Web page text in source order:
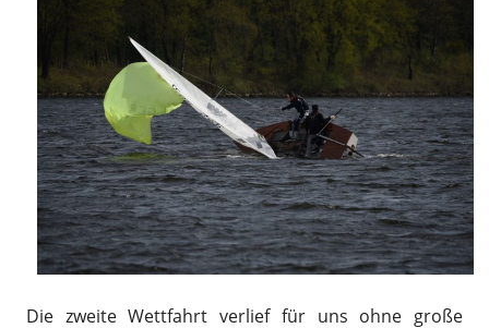
Die zweite Wettfahrt verlief für uns ohne große